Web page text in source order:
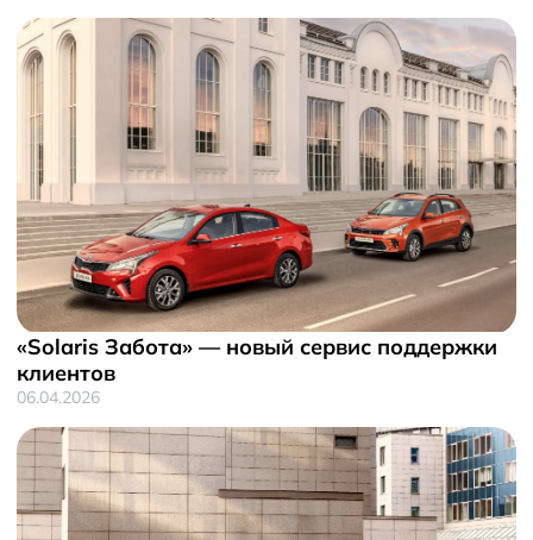
«Solaris Забота» — новый сервис поддержки
клиентов
06.04.2026